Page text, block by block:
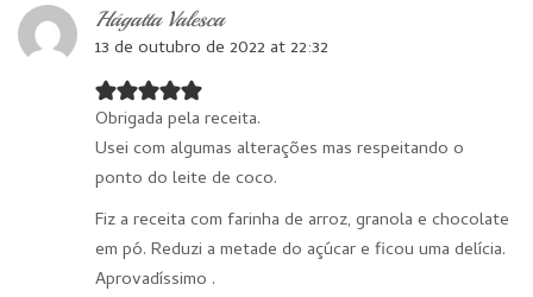
Hágatta Valesca
13 de outubro de 2022 at 22:32
Obrigada pela receita.
Usei com algumas alterações mas respeitando o
ponto do leite de coco.
Fiz a receita com farinha de arroz, granola e chocolate
em pó. Reduzi a metade do açúcar e ficou uma delícia.
Aprovadíssimo .